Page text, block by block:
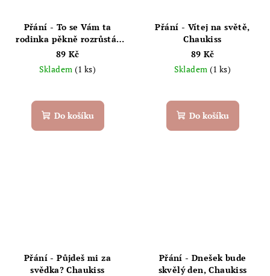
Přání - To se Vám ta
rodinka pěkně rozrůstá,
Chaukiss
89 Kč
Skladem (1 ks)
Do košíku
Přání - Vítej na světě,
Chaukiss
89 Kč
Skladem (1 ks)
Do košíku
Přání - Půjdeš mi za
svědka? Chaukiss
Přání - Dnešek bude
skvělý den, Chaukiss